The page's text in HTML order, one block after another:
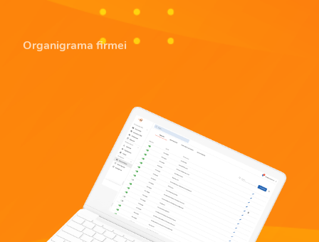
Organigrama firmei